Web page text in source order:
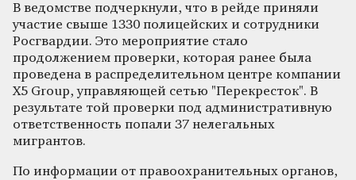
В ведомстве подчеркнули, что в рейде приняли
участие свыше 1330 полицейских и сотрудники
Росгвардии. Это мероприятие стало
продолжением проверки, которая ранее была
проведена в распределительном центре компании
X5 Group, управляющей сетью "Перекресток". В
результате той проверки под административную
ответственность попали 37 нелегальных
мигрантов.
По информации от правоохранительных органов,